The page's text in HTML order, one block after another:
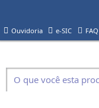
Ouvidoria e-SIC FAQ